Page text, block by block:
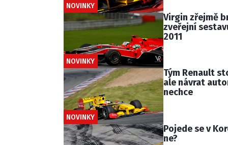
NOVINKY
NOVINKY
Virgin zřejmě
zveřejní
2011
NOVINKY
Tým Renault
ale návrat
nechce
Pojede se v
ne?